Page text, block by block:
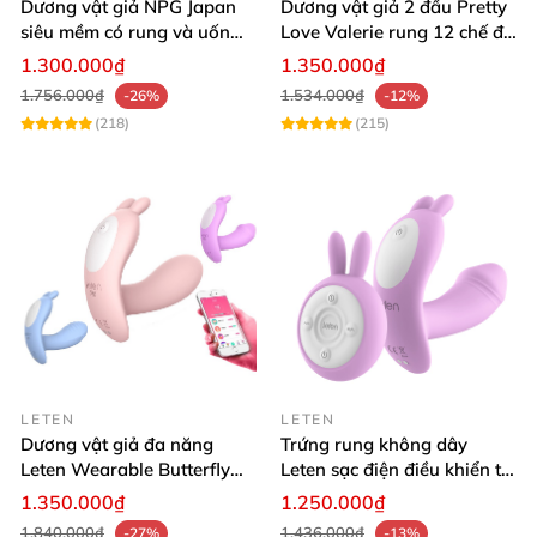
Dương vật giả NPG Japan
siêu mềm có rung và uốn
cong tuỳ thích
1.300.000₫
1.756.000₫
-26%
(218)
Dương vật giả 2 đầu Pretty
Love Valerie rung 12 chế độ
siêu kích thích
1.350.000₫
1.534.000₫
-12%
(215)
LETEN
Dương vật giả đa năng
Leten Wearable Butterfly
điều khiển qua app
1.350.000₫
1.840.000₫
-27%
LETEN
Trứng rung không dây
Leten sạc điện điều khiển từ
xa ấm nóng
1.250.000₫
1.436.000₫
-13%